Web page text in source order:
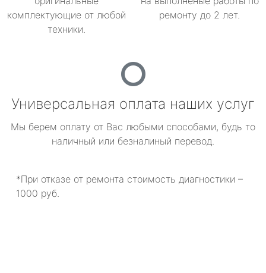
комплектующие от любой
техники.
ремонту до 2 лет.
Универсальная оплата наших услуг
Мы берем оплату от Вас любыми способами, будь то
наличный или безналиный перевод.
*При отказе от ремонта стоимость диагностики –
1000 руб.